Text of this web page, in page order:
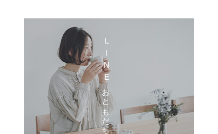
LINEおともだち登録